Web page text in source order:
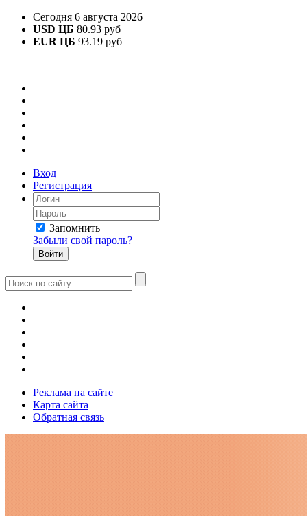
Сегодня 6 августа 2026
USD ЦБ 80.93 руб
EUR ЦБ 93.19 руб
Вход
Регистрация
Запомнить
Забыли свой пароль?
Реклама на сайте
Карта сайта
Обратная связь